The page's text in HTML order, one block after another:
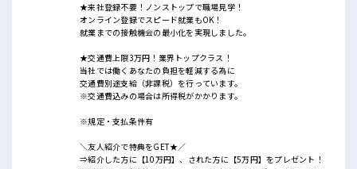
★来社登録不要！ノンストップで職場見学！
オンライン登録でスピード就業もOK！
就業までの接触機会の最小化を実現しました。
★交通費上限3万円！業界トップクラス！
当社では働くあなたの負担を軽減する為に
交通費別途支給（非課税）を行っています。
※交通費込みの場合は所得税がかかります。
※規定・支払条件有
＼友人紹介で特典をGET★／
⇒紹介した方に【10万円】、された方に【5万円】をプレゼント！